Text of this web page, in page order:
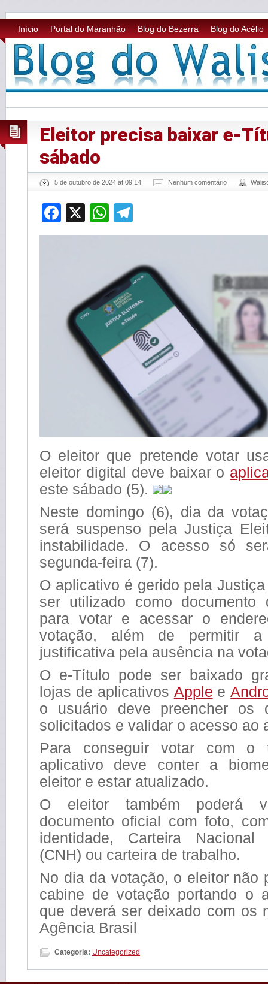
Início Portal do Maranhão Blog do Bezerra Blog do Acélio
Eleitor precisa baixar e-
sábado
5 de outubro de 2024 at 09:14 Nenhum comentário
Facebook
X WhatsApp
O eleitor que pretende votar
eleitor digital deve baixar o
este sábado (5).
Neste domingo (6), dia da
será suspenso pela Justiça
instabilidade. O acesso só
segunda-feira (7).
O aplicativo é gerido pela
ser utilizado como documento
para votar e acessar o
votação, além de permitir a
justificativa pela ausência na
O e-Título pode ser baixado
lojas de aplicativos Apple e
o usuário deve preencher os
solicitados e validar o acesso ao
Para conseguir votar com o
aplicativo deve conter a
eleitor e estar atualizado.
O eleitor também poderá
documento oficial com foto,
identidade, Carteira Nacional
(CNH) ou carteira de trabalho.
No dia da votação, o eleitor não
cabine de votação portando o
que deverá ser deixado com os
Agência Brasil
Categoria: Uncategorized